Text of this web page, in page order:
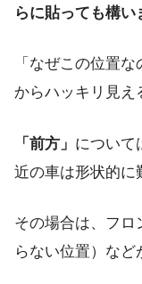
らに貼っても構い
「なぜこの位置
からハッキリ見え
「前方」 について
近の車は形状的に
その場合は、フロ
らない位置）など